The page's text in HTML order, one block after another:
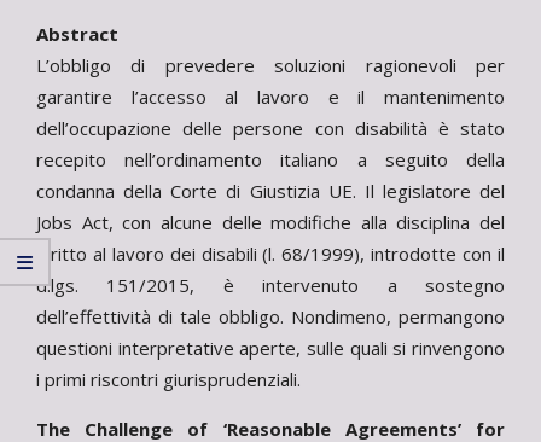
Abstract
L’obbligo di prevedere soluzioni ragionevoli per
garantire l’accesso al lavoro e il mantenimento
dell’occupazione delle persone con disabilità è stato
recepito nell’ordinamento italiano a seguito della
condanna della Corte di Giustizia UE. Il legislatore del
Jobs Act, con alcune delle modifiche alla disciplina del
diritto al lavoro dei disabili (l. 68/1999), introdotte con il
d.lgs. 151/2015, è intervenuto a sostegno
dell’effettività di tale obbligo. Nondimeno, permangono
questioni interpretative aperte, sulle quali si rinvengono
i primi riscontri giurisprudenziali.
The Challenge of ‘Reasonable Agreements’ for